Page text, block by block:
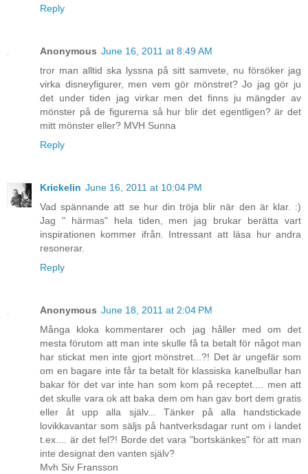
Reply
Anonymous June 16, 2011 at 8:49 AM
tror man alltid ska lyssna på sitt samvete, nu försöker jag
virka disneyfigurer, men vem gör mönstret? Jo jag gör ju
det under tiden jag virkar men det finns ju mängder av
mönster på de figurerna så hur blir det egentligen? är det
mitt mönster eller? MVH Sunna
Reply
Krickelin June 16, 2011 at 10:04 PM
Vad spännande att se hur din tröja blir när den är klar. :)
Jag " härmas" hela tiden, men jag brukar berätta vart
inspirationen kommer ifrån. Intressant att läsa hur andra
resonerar.
Reply
Anonymous June 18, 2011 at 2:04 PM
Många kloka kommentarer och jag håller med om det
mesta förutom att man inte skulle få ta betalt för något man
har stickat men inte gjort mönstret...?! Det är ungefär som
om en bagare inte får ta betalt för klassiska kanelbullar han
bakar för det var inte han som kom på receptet.... men att
det skulle vara ok att baka dem om han gav bort dem gratis
eller åt upp alla själv... Tänker på alla handstickade
lovikkavantar som säljs på hantverksdagar runt om i landet
t.ex.... är det fel?! Borde det vara "bortskänkes" för att man
inte designat den vanten själv?
Mvh Siv Fransson